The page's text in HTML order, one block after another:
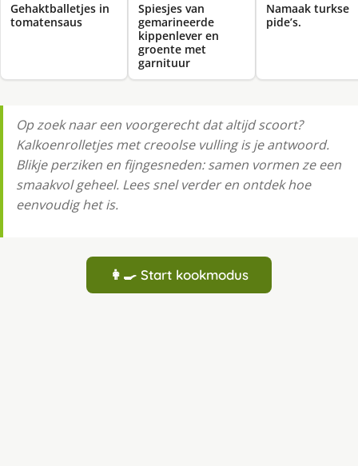
Gehaktballetjes in
tomatensaus
Spiesjes van
gemarineerde
kippenlever en
groente met
garnituur
Namaak turkse
pide’s.
Op zoek naar een voorgerecht dat altijd scoort?
Kalkoenrolletjes met creoolse vulling is je antwoord.
Blikje perziken en fijngesneden: samen vormen ze een
smaakvol geheel. Lees snel verder en ontdek hoe
eenvoudig het is.
👩‍🍳 Start kookmodus